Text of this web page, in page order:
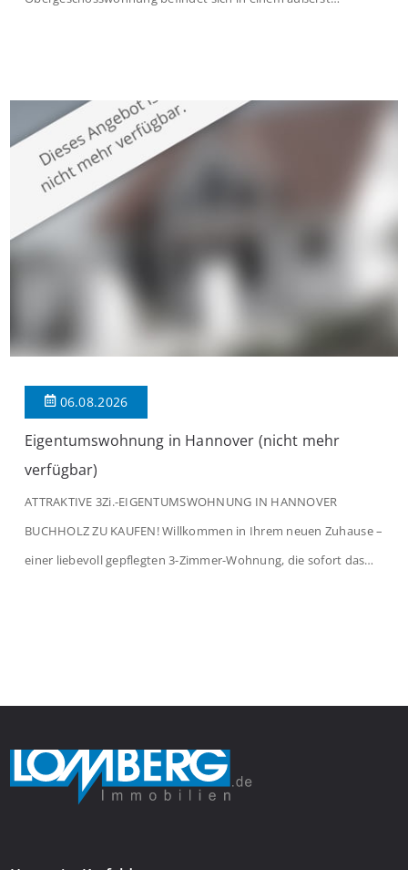
großzügige Räume und eine hochwertige Ausstattung, die
modernen Wohnkomfort mit einem stilvollen Ambiente
verbindet. Der […]
06.08.2026
Eigentumswohnung in Hannover (nicht mehr
verfügbar)
ATTRAKTIVE 3Zi.-EIGENTUMSWOHNUNG IN HANNOVER
BUCHHOLZ ZU KAUFEN! Willkommen in Ihrem neuen Zuhause –
einer liebevoll gepflegten 3-Zimmer-Wohnung, die sofort das